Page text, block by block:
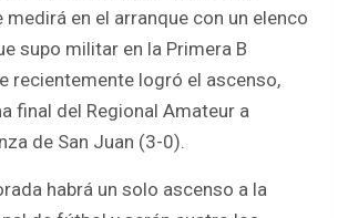
medirá en el arranque con un elenco
supo militar en la Primera B
recientemente logró el ascenso,
final del Regional Amateur a
de San Juan (3-0).
habrá un solo ascenso a la